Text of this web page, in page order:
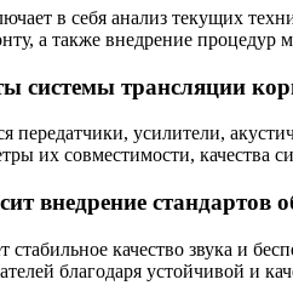
в себя анализ текущих
а также внедрение
системы трансляции
усилители,
их совместимости, качества
внедрение стандартов
стабильное качество звука и
благодаря устойчивой и